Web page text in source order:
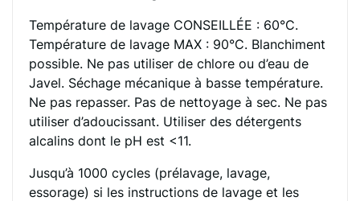
Température de lavage CONSEILLÉE : 60°C.
Température de lavage MAX : 90°C. Blanchiment
possible. Ne pas utiliser de chlore ou d’eau de
Javel. Séchage mécanique à basse température.
Ne pas repasser. Pas de nettoyage à sec. Ne pas
utiliser d’adoucissant. Utiliser des détergents
alcalins dont le pH est <11.
Jusqu’à 1000 cycles (prélavage, lavage,
essorage) si les instructions de lavage et les